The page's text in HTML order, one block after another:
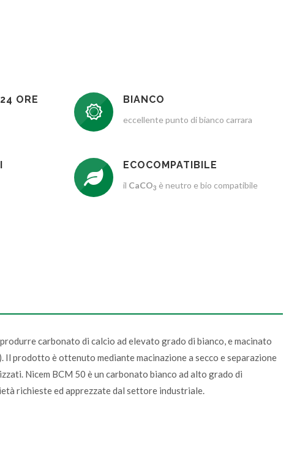
ORE BIANCO
eccellente punto di bianco carrara
ECOCOMPATIBILE
il CaCO3 è neutro e bio compatibile
carbonato di calcio ad elevato grado di bianco, e macinato
Il prodotto è ottenuto mediante macinazione a secco e separazione
Nicem BCM 50 è un carbonato bianco ad alto grado di
richieste ed apprezzate dal settore industriale.